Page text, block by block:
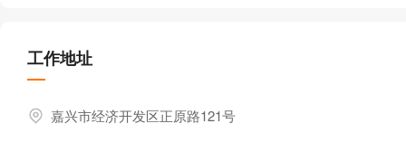
工作地址
嘉兴市经济开发区正原路121号